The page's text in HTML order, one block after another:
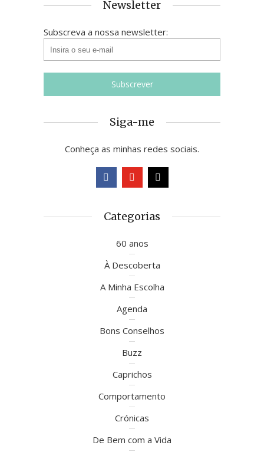
Newsletter
Subscreva a nossa newsletter:
Siga-me
Conheça as minhas redes sociais.
Categorias
60 anos
À Descoberta
A Minha Escolha
Agenda
Bons Conselhos
Buzz
Caprichos
Comportamento
Crónicas
De Bem com a Vida